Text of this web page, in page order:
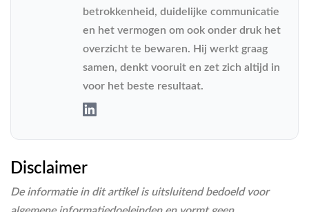
betrokkenheid, duidelijke communicatie
en het vermogen om ook onder druk het
overzicht te bewaren. Hij werkt graag
samen, denkt vooruit en zet zich altijd in
voor het beste resultaat.
Disclaimer
De informatie in dit artikel is uitsluitend bedoeld voor